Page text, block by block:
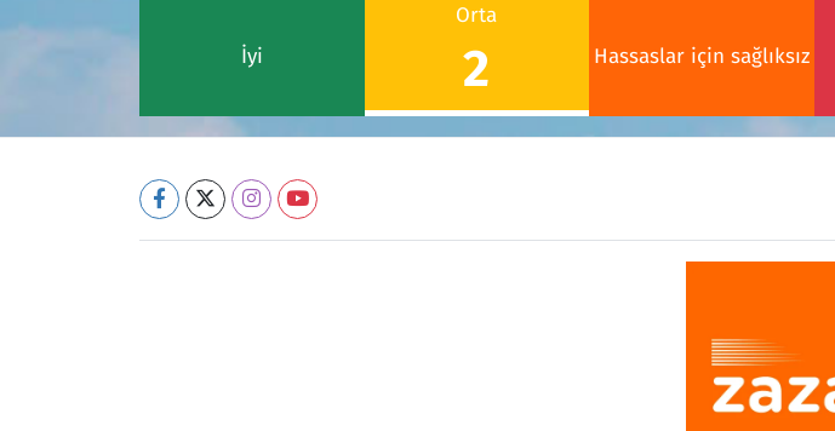
İyi
Orta
2 Hassaslar için sağlıksız